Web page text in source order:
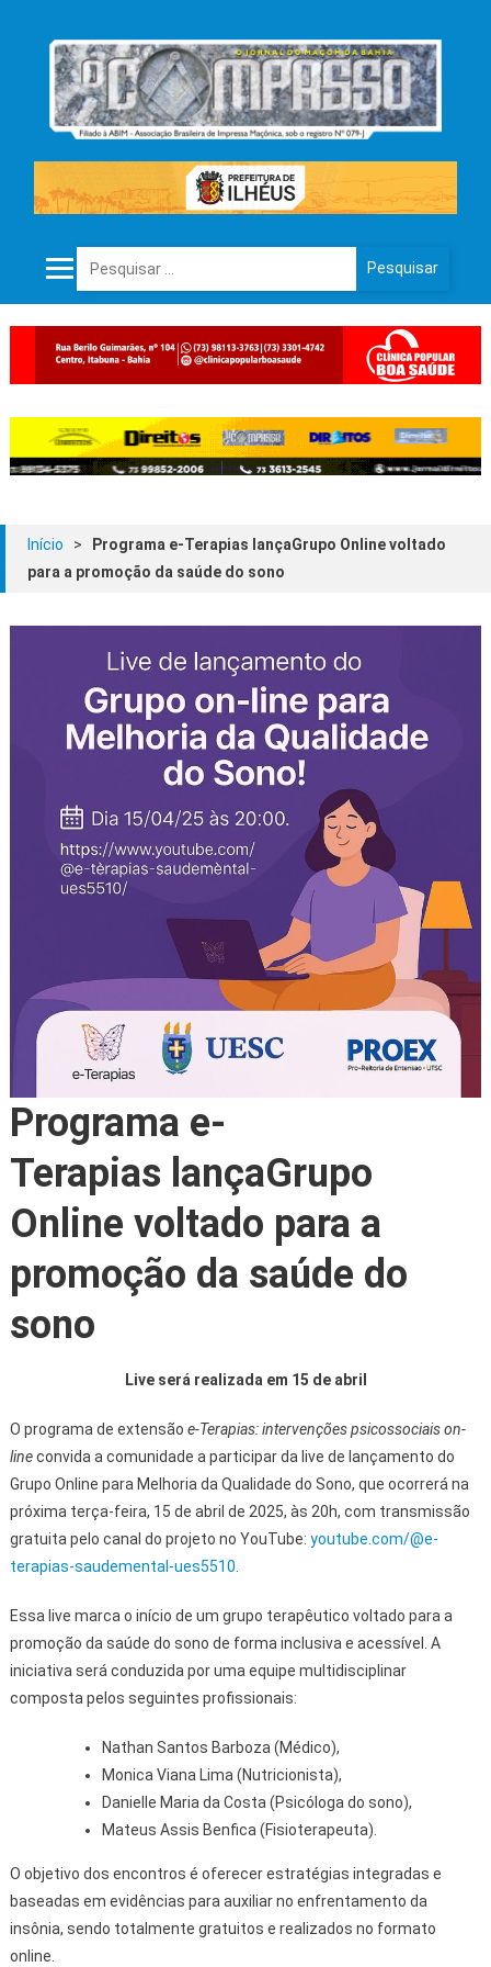
Pesquisar por:
Início >
Programa e-Terapias lançaGrupo Online voltado
para a promoção da saúde do sono
Programa e-
Terapias lançaGrupo
Online voltado para a
promoção da saúde do
sono
Live será realizada em 15 de abril
O programa de extensão e-Terapias: intervenções psicossociais on-
lineconvida a comunidade a participar da live de lançamento do
Grupo Online para Melhoria da Qualidade do Sono, que ocorrerá na
próxima terça-feira, 15 de abril de 2025, às 20h, com transmissão
gratuita pelo canal do projeto no YouTube: youtube.com/@e-
terapias-saudemental-ues5510.
Essa live marca o início de um grupo terapêutico voltado para a
promoção da saúde do sono de forma inclusiva e acessível. A
iniciativa será conduzida por uma equipe multidisciplinar
composta pelos seguintes profissionais:
Nathan Santos Barboza (Médico),
Monica Viana Lima (Nutricionista),
Danielle Maria da Costa (Psicóloga do sono),
Mateus Assis Benfica (Fisioterapeuta).
O objetivo dos encontros é oferecer estratégias integradas e
baseadas em evidências para auxiliar no enfrentamento da
insônia, sendo totalmente gratuitos e realizados no formato
online.